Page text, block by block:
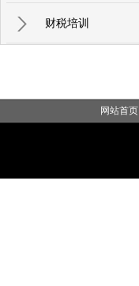
财税培训
网站首页